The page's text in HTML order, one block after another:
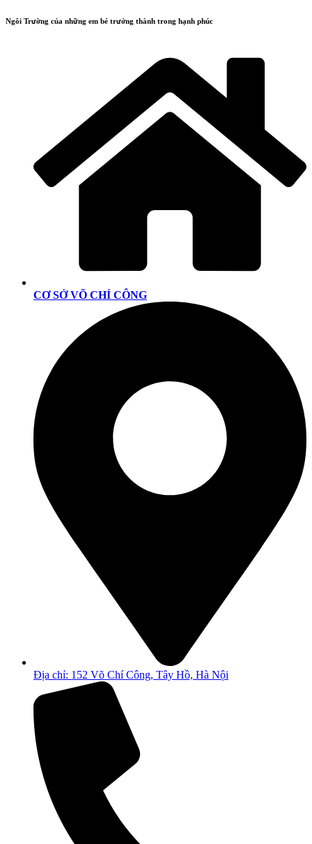
Ngôi Trường của những em bé trưởng thành trong hạnh phúc
CƠ SỞ VÕ CHÍ CÔNG
Địa chỉ: 152 Võ Chí Công, Tây Hồ, Hà Nội